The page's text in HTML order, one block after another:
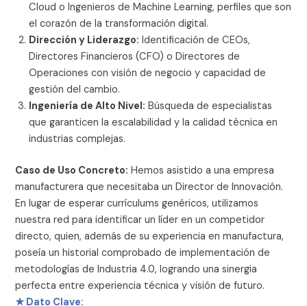
Cloud o Ingenieros de Machine Learning, perfiles que son
el corazón de la transformación digital.
Dirección y Liderazgo: Identificación de CEOs,
Directores Financieros (CFO) o Directores de
Operaciones con visión de negocio y capacidad de
gestión del cambio.
Ingeniería de Alto Nivel: Búsqueda de especialistas
que garanticen la escalabilidad y la calidad técnica en
industrias complejas.
Caso de Uso Concreto: Hemos asistido a una empresa
manufacturera que necesitaba un Director de Innovación.
En lugar de esperar currículums genéricos, utilizamos
nuestra red para identificar un líder en un competidor
directo, quien, además de su experiencia en manufactura,
poseía un historial comprobado de implementación de
metodologías de Industria 4.0, logrando una sinergia
perfecta entre experiencia técnica y visión de futuro.
★ Dato Clave: